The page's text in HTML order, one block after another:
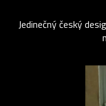
Jedinečný český